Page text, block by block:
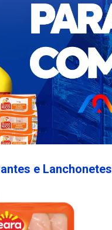
e Lanchonetes